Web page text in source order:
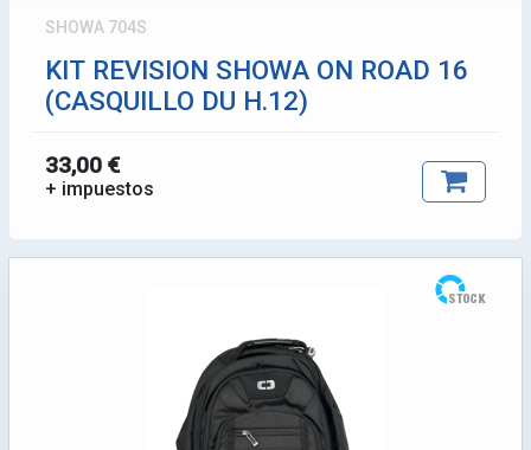
SHOWA 704S
KIT REVISION SHOWA ON ROAD 16
(CASQUILLO DU H.12)
33,00 €
+ impuestos